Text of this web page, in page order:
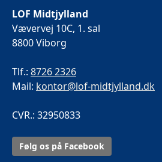
LOF Midtjylland
Vævervej 10C, 1. sal
8800 Viborg
Tlf.: 8726 2326
Mail: kontor@lof-midtjylland.dk
CVR.: 32950833
Følg os på Facebook